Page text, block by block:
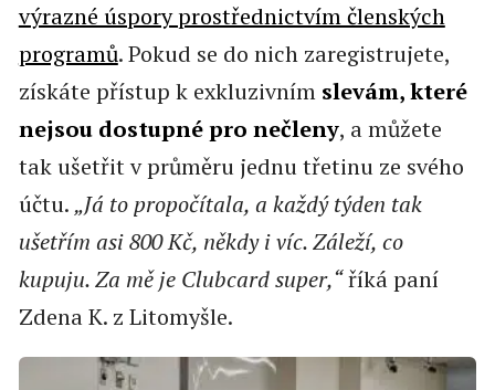
výrazné úspory prostřednictvím členských
programů. Pokud se do nich zaregistrujete,
získáte přístup k exkluzivním slevám, které
nejsou dostupné pro nečleny, a můžete
tak ušetřit v průměru jednu třetinu ze svého
účtu. „Já to propočítala, a každý týden tak
ušetřím asi 800 Kč, někdy i víc. Záleží, co
kupuju. Za mě je Clubcard super,“říká paní
Zdena K. z Litomyšle.